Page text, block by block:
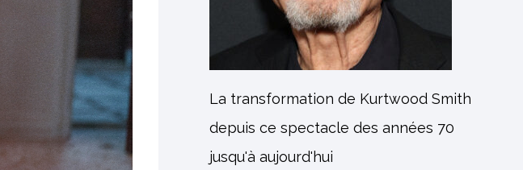
La transformation de Kurtwood Smith
depuis ce spectacle des années 70
jusqu'à aujourd'hui